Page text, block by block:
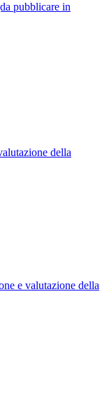
pubblicare in
della
e valutazione della